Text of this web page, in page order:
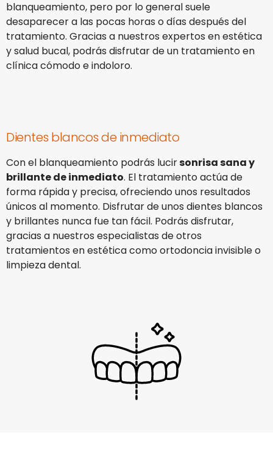
blanqueamiento, pero por lo general suele
desaparecer a las pocas horas o días después del
tratamiento. Gracias a nuestros expertos en estética
y salud bucal, podrás disfrutar de un tratamiento en
clínica cómodo e indoloro.
Dientes blancos de inmediato
Con el blanqueamiento podrás lucirsonrisa sana y
brillante de inmediato. El tratamiento actúa de
forma rápida y precisa, ofreciendo unos resultados
únicos al momento. Disfrutar de unos dientes blancos
y brillantes nunca fue tan fácil. Podrás disfrutar,
gracias a nuestros especialistas de otros
tratamientos en estética como ortodoncia invisible o
limpieza dental.